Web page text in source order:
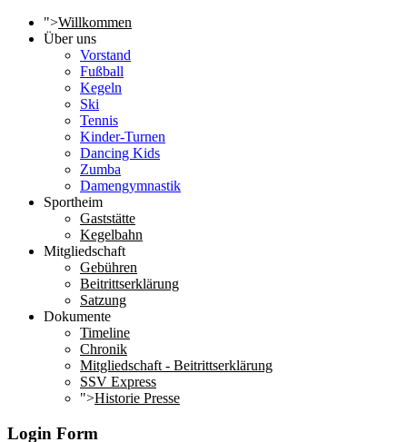
">Willkommen
Über uns
Vorstand
Fußball
Kegeln
Ski
Tennis
Kinder-Turnen
Dancing Kids
Zumba
Damengymnastik
Sportheim
Gaststätte
Kegelbahn
Mitgliedschaft
Gebühren
Beitrittserklärung
Satzung
Dokumente
Timeline
Chronik
Mitgliedschaft - Beitrittserklärung
SSV Express
">Historie Presse
Login Form